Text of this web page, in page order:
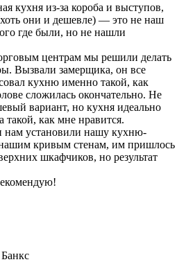
кухня из-за короба и выступов,
они и дешевле) — это не наш
где были, но не нашли
центрам мы решили делать
Вызвали замерщика, он все
кухню именно такой, как
сложилась окончательно. Не
вариант, но кухня идеально
такой, как мне нравится.
нам установили нашу кухню-
кривым стенам, им пришлось
шкафчиков, но результат